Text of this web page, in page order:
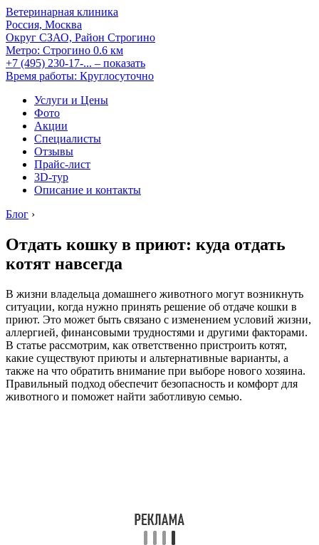
Ветеринарная клиника
Россия, Москва
Округ СЗАО, Район Строгино
Метро: Строгино 0.6 км
+7 (495) 230-17-... – показать
Время работы: Круглосуточно
Услуги и Цены
Фото
Акции
Специалисты
Отзывы
Прайс-лист
3D-тур
Описание и контакты
Блог ›
Отдать кошку в приют: куда отдать
котят навсегда
В жизни владельца домашнего животного могут возникнуть
ситуации, когда нужно принять решение об отдаче кошки в
приют. Это может быть связано с изменением условий жизни,
аллергией, финансовыми трудностями и другими факторами.
В статье рассмотрим, как ответственно пристроить котят,
какие существуют приюты и альтернативные варианты, а
также на что обратить внимание при выборе нового хозяина.
Правильный подход обеспечит безопасность и комфорт для
животного и поможет найти заботливую семью.